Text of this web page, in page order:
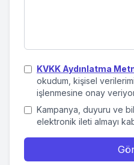
KVKK Aydınlatma
okudum, kişisel
işlenmesine onay
Kampanya, duyuru ve
elektronik ileti almayı